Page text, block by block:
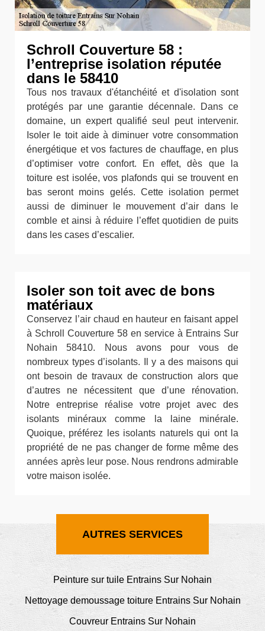
Schroll Couverture 58 :
l’entreprise isolation réputée
dans le 58410
Tous nos travaux d'étanchéité et d'isolation sont
protégés par une garantie décennale. Dans ce
domaine, un expert qualifié seul peut intervenir.
Isoler le toit aide à diminuer votre consommation
énergétique et vos factures de chauffage, en plus
d’optimiser votre confort. En effet, dès que la
toiture est isolée, vos plafonds qui se trouvent en
bas seront moins gelés. Cette isolation permet
aussi de diminuer le mouvement d’air dans le
comble et ainsi à réduire l’effet quotidien de puits
dans les cases d’escalier.
Isoler son toit avec de bons
matériaux
Conservez l’air chaud en hauteur en faisant appel
à Schroll Couverture 58 en service à Entrains Sur
Nohain 58410. Nous avons pour vous de
nombreux types d’isolants. Il y a des maisons qui
ont besoin de travaux de construction alors que
d’autres ne nécessitent que d’une rénovation.
Notre entreprise réalise votre projet avec des
isolants minéraux comme la laine minérale.
Quoique, préférez les isolants naturels qui ont la
propriété de ne pas changer de forme même des
années après leur pose. Nous rendrons admirable
votre maison isolée.
AUTRES SERVICES
Peinture sur tuile Entrains Sur Nohain
Nettoyage demoussage toiture Entrains Sur Nohain
Couvreur Entrains Sur Nohain